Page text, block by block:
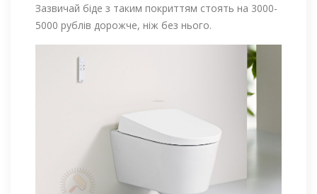
Зазвичай біде з таким покриттям стоять на 3000-
5000 рублів дорожче, ніж без нього.